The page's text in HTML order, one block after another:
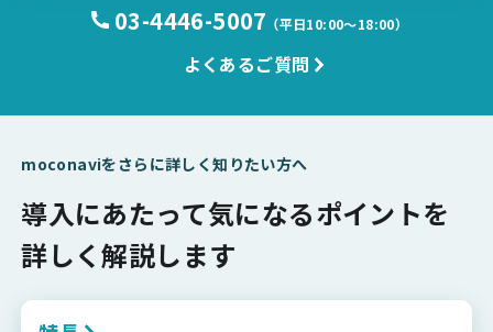
03-4446-5007 （平日10:00〜18:00）
よくあるご質問
moconaviをさらに詳しく知りたい方へ
導入にあたって気になるポイントを
詳しく解説します